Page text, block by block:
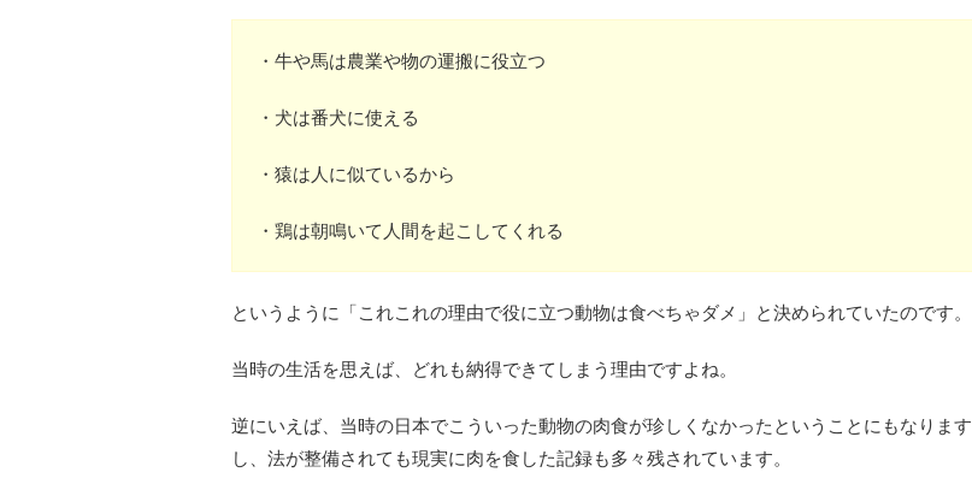
・牛や馬は農業や物の運搬に役立つ
・犬は番犬に使える
・猿は人に似ているから
・鶏は朝鳴いて人間を起こしてくれる
というように「これこれの理由で役に立つ動物は食べちゃダメ」と決められていたのです。
当時の生活を思えば、どれも納得できてしまう理由ですよね。
逆にいえば、当時の日本でこういった動物の肉食が珍しくなかったということにもなります
し、法が整備されても現実に肉を食した記録も多々残されています。